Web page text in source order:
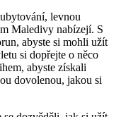
levnou
Maledivy nabízejí. S
abyste si mohli ⁣užít
si dopřejte‍ o něco
abyste získali‌
dovolenou, jakou si